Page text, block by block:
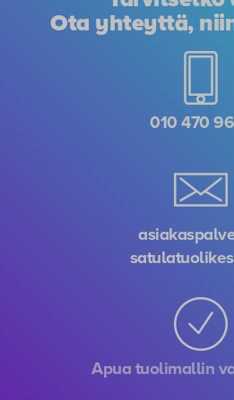
Ota yhteyttä,
010 470
Apua tuolimallin